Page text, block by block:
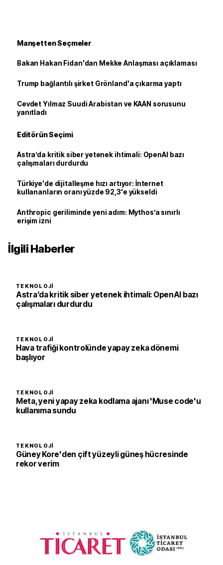
Manşetten Seçmeler
Bakan Hakan Fidan'dan Mekke Anlaşması açıklaması
Trump bağlantılı şirket Grönland'a çıkarma yaptı
Cevdet Yılmaz Suudi Arabistan ve KAAN sorusunu
yanıtladı
Editörün Seçimi
Astra’da kritik siber yetenek ihtimali: OpenAI bazı
çalışmaları durdurdu
Türkiye'de dijitalleşme hızı artıyor: İnternet
kullananların oranı yüzde 92,3'e yükseldi
Anthropic geriliminde yeni adım: Mythos’a sınırlı
erişim izni
İlgili Haberler
TEKNOLOJI
Astra’da kritik siber yetenek ihtimali: OpenAI bazı
çalışmaları durdurdu
TEKNOLOJI
Hava trafiği kontrolünde yapay zeka dönemi
başlıyor
TEKNOLOJI
Meta, yeni yapay zeka kodlama ajanı 'Muse code'u
kullanıma sundu
TEKNOLOJI
Güney Kore'den çift yüzeyli güneş hücresinde
rekor verim